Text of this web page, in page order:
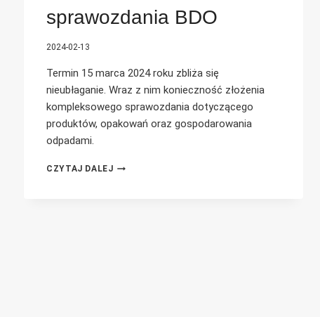
sprawozdania BDO
2024-02-13
Termin 15 marca 2024 roku zbliża się
nieubłaganie. Wraz z nim konieczność złożenia
kompleksowego sprawozdania dotyczącego
produktów, opakowań oraz gospodarowania
odpadami.
CZYTAJ DALEJZBLIŻA